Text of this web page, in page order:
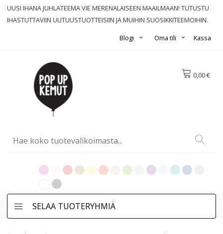
UUSI IHANA JUHLATEEMA VIE MERENALAISEEN MAAILMAAN! TUTUSTU
IHASTUTTAVIIN UUTUUSTUOTTEISIIN JA MUIHIN SUOSIKKITEEMOIHIN.
Kassa
Oma tili
Blogi
0,00 €
SELAA TUOTERYHMIÄ